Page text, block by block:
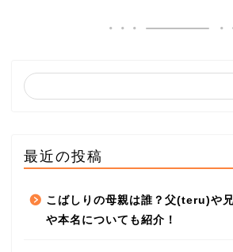
最近の投稿
こばしりの母親は誰？父(teru)や
や本名についても紹介！